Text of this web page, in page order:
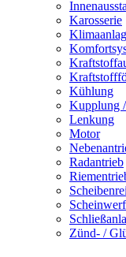
Karosserie
Kühlung
Kupplung
Lenkung
Motor
Radantrieb
Zünd- /